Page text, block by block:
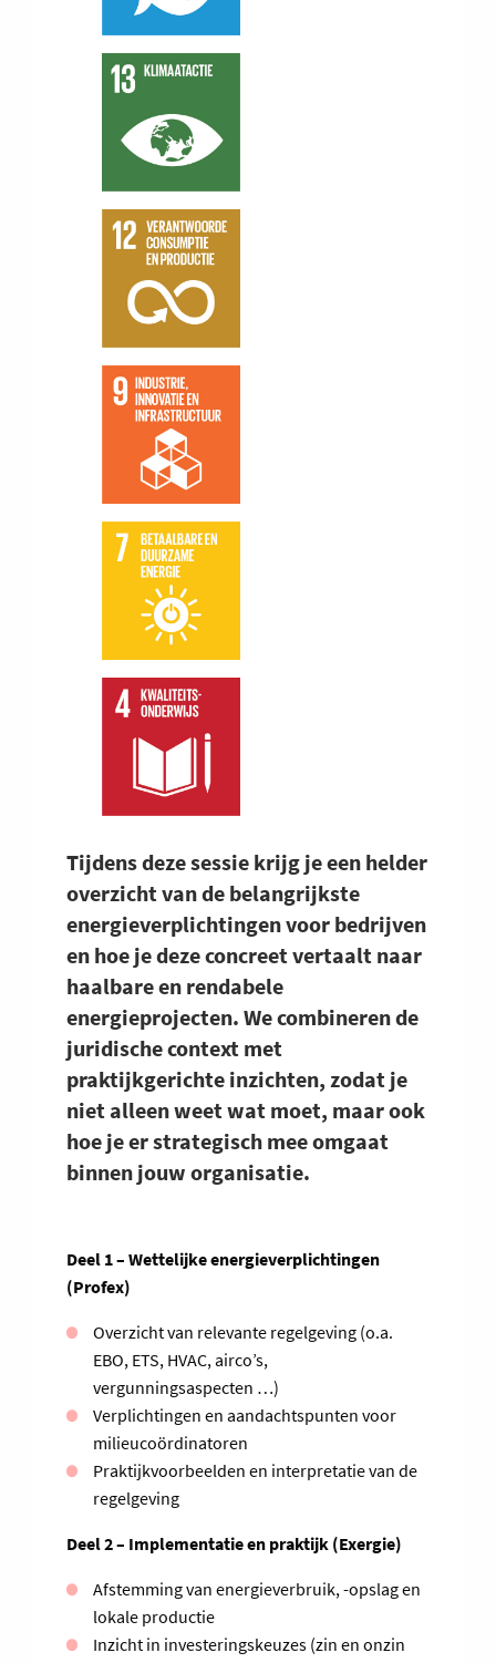
Tijdens deze sessie krijg je een helder
overzicht van de belangrijkste
energieverplichtingen voor bedrijven
en hoe je deze concreet vertaalt naar
haalbare en rendabele
energieprojecten. We combineren de
juridische context met
praktijkgerichte inzichten, zodat je
niet alleen weet wat moet, maar ook
hoe je er strategisch mee omgaat
binnen jouw organisatie.
Deel 1 – Wettelijke energieverplichtingen
(Profex)
Overzicht van relevante regelgeving (o.a.
EBO, ETS, HVAC, airco’s,
vergunningsaspecten …)
Verplichtingen en aandachtspunten voor
milieucoördinatoren
Praktijkvoorbeelden en interpretatie van de
regelgeving
Deel 2 – Implementatie en praktijk (Exergie)
Afstemming van energieverbruik, -opslag en
lokale productie
Inzicht in investeringskeuzes (zin en onzin